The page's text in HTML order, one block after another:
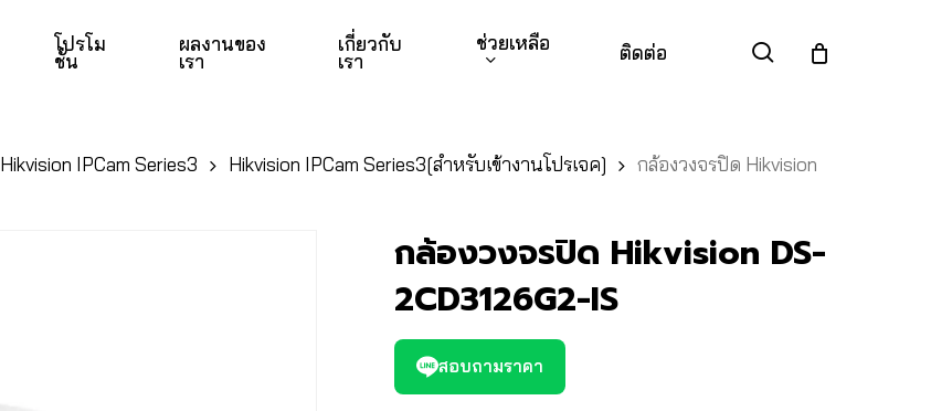
โปรโม
ชั่น
ผลงานของ
เรา
เกี่ยวกับ
เรา
ช่วยเหลือ ติดต่อ search
Hikvision IPCam Series3 Hikvision IPCam Series3[สำหรับเข้างานโปรเจค]
กล้องวงจรปิด Hikvision
กล้องวงจรปิด Hikvision DS-
2CD3126G2-IS
สอบถามราคา